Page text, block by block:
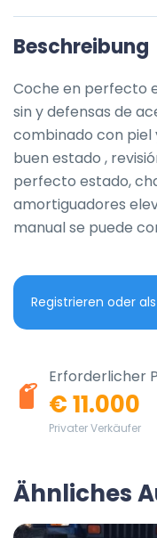
Beschreibung
Coche en perfecto
sin y defensas de
combinado con
buen estado ,
perfecto estado,
amortiguadores
manual se puede
Registrieren oder
Erforderlicher
€ 11.000
Privater Verkäufer
Ähnliches